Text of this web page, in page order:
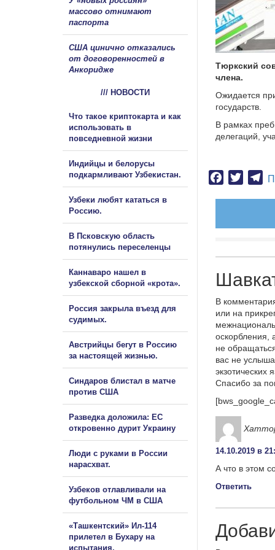
Тюркский
члена.
Ожидается
государств.
В рамках
делегаций,
Facebook
Twitter
В
или на
оскорбления,
не
вас не
экзотических
Спасибо за
14.10.2019 в
А что в этом
Ответить
массово отнимают
паспорта
США цинично отказались
от договоренностей в
Анкоридже
/// НОВОСТИ
Что такое криптокарта и как
использовать в
повседневной жизни
Индийцы и белорусы
подкармливают Узбекистан.
Узбеки любят кататься в
Россию.
В Псковскую область
потянулись переселенцы
Каннаваро нашел в
узбекской сборной «крота».
Россия закрыла въезд для
судимых.
Австрийцы бегут в Россию
за настоящей жизнью.
Синдаров блистал в матче
против США
Разведка доложила: ЕС
откровенно дурит Украину
Люди с руками в России
нарасхват.
Узбеков отлавливали на
футбольном ЧМ в США
«Ташкентский» Ил-114
прилетел в Бухару на
испытания.